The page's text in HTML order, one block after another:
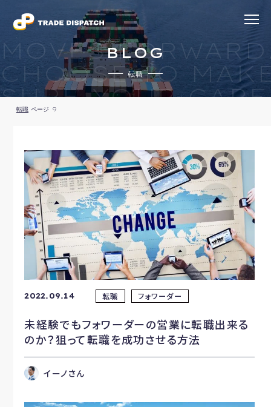
MOVES
CHOOSE TO
SURE YOUR
BLOG
転職
転職 ページ 9
2022.09.14 転職 フォワーダー
未経験でもフォワーダーの営業に転職出来る
のか？狙って転職を成功させる方法
イーノさん